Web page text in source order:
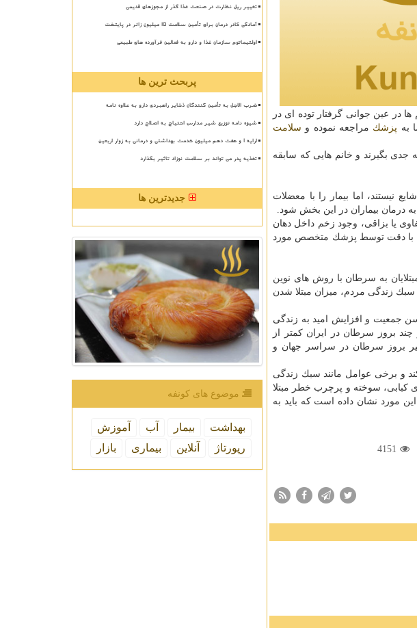
در عین جوانی گرفتار توده ای در
به پزشك مراجعه نموده و سلامت
سینه را از سن ۴۰ سالگی به صورت سالیانه جدی بگیرند و خانم هایی كه سابقه
نیستند، اما بیمار را با معضلات
به درمان بیماران در این بخش شود.
یا بزاقی، وجود زخم داخل دهان
با دقت توسط پزشك متخصص مورد
سرطان بیماری نگران كننده ای در كشور نیست و بیشتر از ۶۰ تا ۷۰ درصد مبتلایان به سرطان با روش های نوین
زندگی مردم، میزان مبتلا شدن
جمعیت و افزایش امید به زندگی
بروز سرطان در ایران كمتر از
بروز سرطان در سراسر جهان و
و برخی عوامل مانند سبك زندگی
كبابی، سوخته و پرچرب خطر مبتلا
پیشگیری می باشند و این مورد نشان داده است كه باید به
4151
تغییر ریل نظارت در صنعت غذا گذر از مجوزهای قدیمی
آمادگی کادر درمان برای تأمین سلامت 15 میلیون زائر در پایتخت
اولتیماتوم سازمان غذا و دارو به فعالین فرآورده های طبیعی
پربحث ترین ها
ضرب الاجل به تأمین کنندگان ذخایر راهبردی دارو به علاوه نامه
شیوه نامه توزیع شیر مدارس احتیاج به اصلاح دارد
ارایه ۱ و هفت دهم میلیون خدمت بهداشتی و درمانی به زوار اربعین
تغذیه پدر می تواند بر سلامت نوزاد تاثیر بگذارد
جدیدترین ها
موضوع های كونفه
بهداشت بیمار آب
آموزش
رپورتاژ
آنلاین بیماری بازار